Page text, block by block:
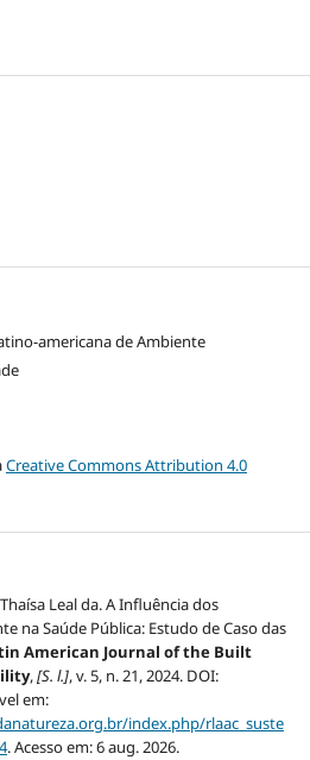
americana de Ambiente
Creative Commons Attribution 4.0
Leal da. A Influência dos
na Saúde Pública: Estudo de Caso das
American Journal of the Built
,[S. l.], v. 5, n. 21, 2024. DOI:
em:
index.php/rlaac_suste
. Acesso em: 6 aug. 2026.